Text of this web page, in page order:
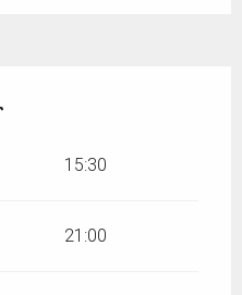
15:30
21:00